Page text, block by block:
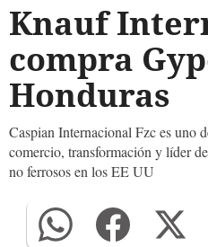
Knauf
compra
Honduras
Caspian Internacional Fzc es uno
comercio, transformación y líder
no ferrosos en los EE UU